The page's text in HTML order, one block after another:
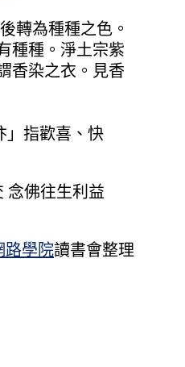
轉為種種之色。
種種。淨土宗紫
香染之衣。見香
」指歡喜、快
念佛往生利益
路學院讀書會整理